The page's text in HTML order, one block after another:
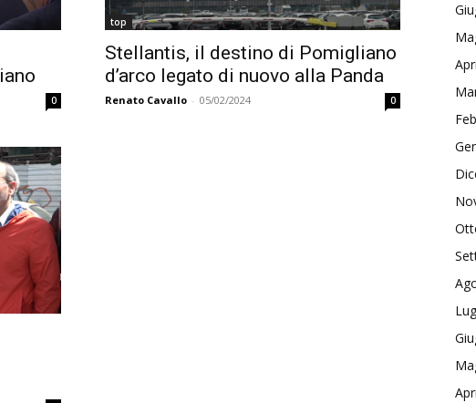
0
top
Stellantis, il destino di Pomigliano
d’arco legato di nuovo alla Panda
Renato Cavallo - 05/02/2024 0